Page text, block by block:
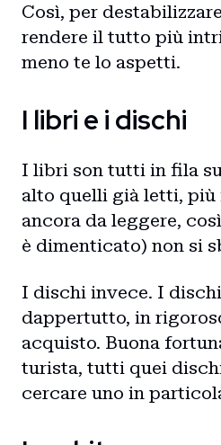
Così, per
rendere il tutto più
meno te lo aspetti.
I libri e i dischi
I libri son tutti in fila
alto quelli già letti, più
ancora da leggere,
è dimenticato) non si
I dischi invece. I
dappertutto, in
acquisto. Buona
turista, tutti quei
cercare uno in